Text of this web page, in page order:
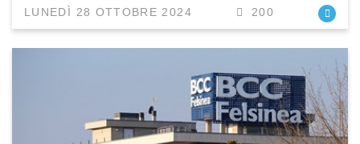
LUNEDÌ 28 OTTOBRE 2024 200